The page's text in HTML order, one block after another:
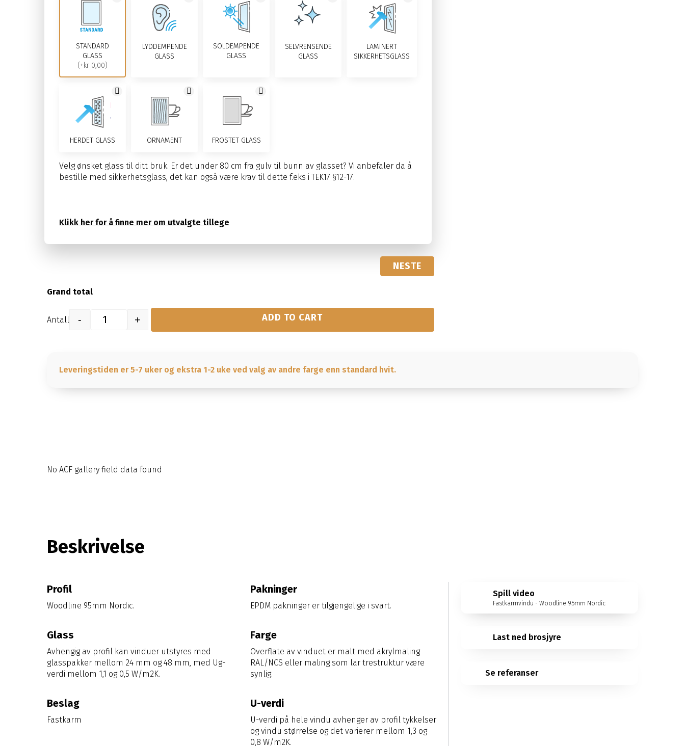
STANDARD
GLASS
(+kr 0,00)
LYDDEMPENDE
GLASS
SOLDEMPENDE
GLASS
SELVRENSENDE
GLASS
LAMINERT
SIKKERHETSGLASS
HERDET GLASS ORNAMENT FROSTET GLASS
Velg ønsket glass til ditt bruk. Er det under 80 cm fra gulv til bunn av glasset? Vi anbefaler da å
bestille med sikkerhetsglass, det kan også være krav til dette f.eks i TEK17 §12-17.
Klikk her for å finne mer om utvalgte tillege
NESTE
Grand total
- + ADD TO CART
Leveringstiden er 5-7 uker og ekstra 1-2 uke ved valg av andre farge enn standard hvit.
No ACF gallery field data found
Beskrivelse
Profil
Woodline 95mm Nordic.
Pakninger
EPDM pakninger er tilgjengelige i svart.
Glass
Avhengig av profil kan vinduer utstyres med
glasspakker mellom 24 mm og 48 mm, med Ug-
verdi mellom 1,1 og 0,5 W/m2K.
Farge
Overflate av vinduet er malt med akrylmaling
RAL/NCS eller maling som lar trestruktur være
synlig.
Beslag
Fastkarm
U-verdi
U-verdi på hele vindu avhenger av profil tykkelser
og vindu størrelse og det varierer mellom 1,3 og
0,8 W/m2K.
Spill video
Fastkarmvindu - Woodline 95mm Nordic
Last ned brosjyre
Se referanser